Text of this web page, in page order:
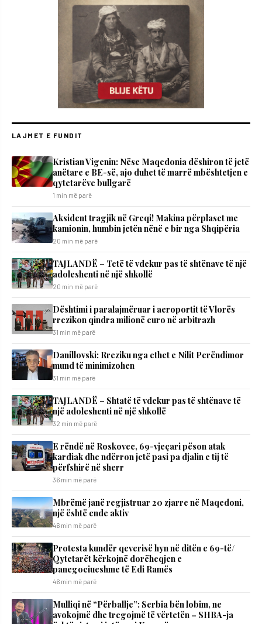
LAJMET E FUNDIT
Kristian Vigenin: Nëse Maqedonia dëshiron të jetë
anëtare e BE-së, ajo duhet të marrë mbështetjen e
qytetarëve bullgarë
1 min më parë
Aksident tragjik në Greqi! Makina përplaset me
kamionin, humbin jetën nënë e bir nga Shqipëria
20 min më parë
TAJLANDË – Tetë të vdekur pas të shtënave të një
adoleshenti në një shkollë
20 min më parë
Dështimi i paralajmëruar i aeroportit të Vlorës
rrezikon qindra milionë euro në arbitrazh
31 min më parë
Danillovski: Rreziku nga ethet e Nilit Perëndimor
mund të minimizohen
31 min më parë
TAJLANDË – Shtatë të vdekur pas të shtënave të
një adoleshenti në një shkollë
32 min më parë
E rëndë në Roskovec, 69-vjeçari pëson atak
kardiak dhe ndërron jetë pasi pa djalin e tij të
përfshirë në sherr
36 min më parë
Mbrëmë janë regjistruar 20 zjarre në Maqedoni,
një është ende aktiv
46 min më parë
Protesta kundër qeverisë hyn në ditën e 69-të/
Qytetarët kërkojnë dorëheqjen e
panegociueshme të Edi Ramës
46 min më parë
Mulliqi në “Përballje”: Serbia bën lobim, ne
avokojmë dhe tregojmë të vërtetën – SHBA-ja